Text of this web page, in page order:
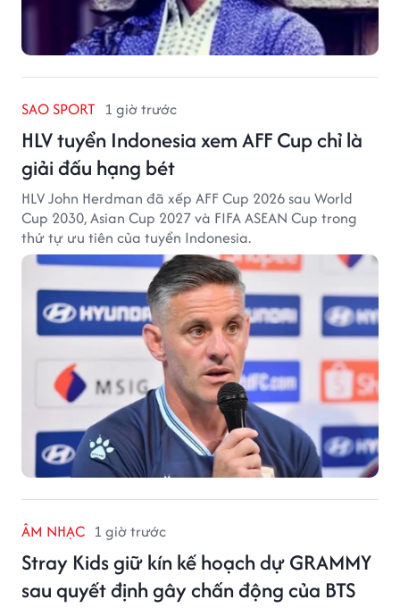
SAO SPORT 1 giờ trước
HLV tuyển Indonesia xem AFF Cup chỉ là
giải đấu hạng bét
HLV John Herdman đã xếp AFF Cup 2026 sau World
Cup 2030, Asian Cup 2027 và FIFA ASEAN Cup trong
thứ tự ưu tiên của tuyển Indonesia.
ÂM NHẠC 1 giờ trước
Stray Kids giữ kín kế hoạch dự GRAMMY
sau quyết định gây chấn động của BTS